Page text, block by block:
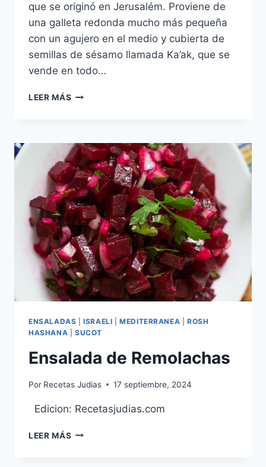
que se originó en Jerusalém. Proviene de
una galleta redonda mucho más pequeña
con un agujero en el medio y cubierta de
semillas de sésamo llamada Ka’ak, que se
vende en todo…
LEER MÁS BAGUEL
DE
JERUSALEM
ENSALADAS |ISRAELI |MEDITERRANEA |ROSH
HASHANA
SUCOT
Ensalada de Remolachas
Por Recetas Judias 17 septiembre, 2024
Edicion: Recetasjudias.com
LEER MÁS ENSALADA